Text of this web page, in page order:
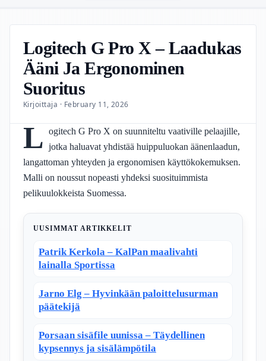
Logitech G Pro X – Laadukas
Ääni Ja Ergonominen
Suoritus
Kirjoittaja · February 11, 2026
L ogitech G Pro X on suunniteltu vaativille pelaajille,
jotka haluavat yhdistää huippuluokan äänenlaadun,
langattoman yhteyden ja ergonomisen käyttökokemuksen.
Malli on noussut nopeasti yhdeksi suosituimmista
pelikuulokkeista Suomessa.
UUSIMMAT ARTIKKELIT
Patrik Kerkola – KalPan maalivahti
lainalla Sportissa
Jarno Elg – Hyvinkään paloittelusurman
päätekijä
Porsaan sisäfile uunissa – Täydellinen
kypsennys ja sisälämpötila